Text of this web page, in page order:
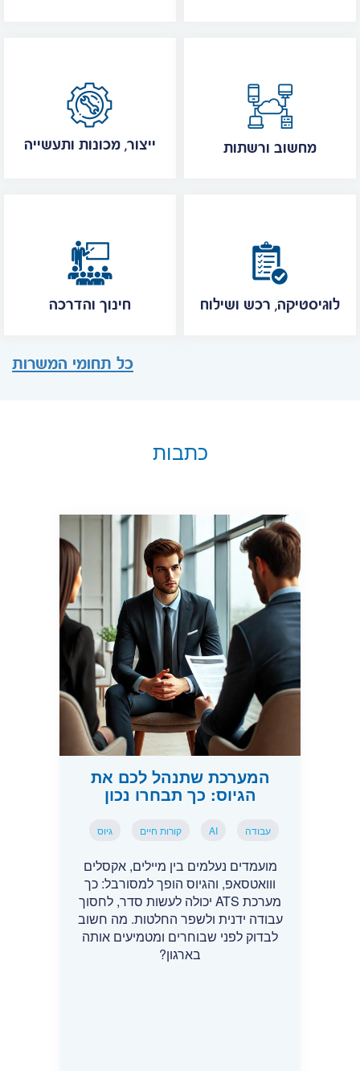
ייצור, מכונות ותעשייה מחשוב ורשתות
חינוך והדרכה לוגיסטיקה, רכש ושילוח
כל תחומי המשרות
כתבות
המערכת שתנהל לכם את
הגיוס: כך תבחרו נכון
עבודה AI קורות חיים גיוס
מועמדים נעלמים בין מיילים, אקסלים
ווואטסאפ, והגיוס הופך למסורבל: כך
מערכת ATS יכולה לעשות סדר, לחסוך
עבודה ידנית ולשפר החלטות. מה חשוב
לבדוק לפני שבוחרים ומטמיעים אותה
בארגון?